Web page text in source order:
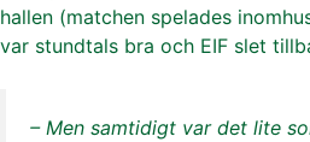
hallen (matchen spelades
var stundtals bra och EIF slet
– Men samtidigt var det lite